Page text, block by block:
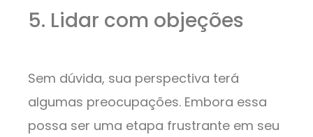
5. Lidar com objeções
Sem dúvida, sua perspectiva terá
algumas preocupações. Embora essa
possa ser uma etapa frustrante em seu